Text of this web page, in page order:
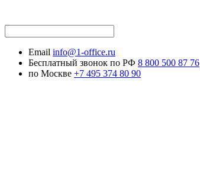
Email info@1-office.ru
Бесплатный звонок по РФ 8 800 500 87 76
по Москве +7 495 374 80 90